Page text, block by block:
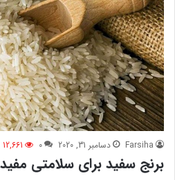
Farsiha دسامبر 31, 2020 0
12,661
برنج سفید برای سلامتی